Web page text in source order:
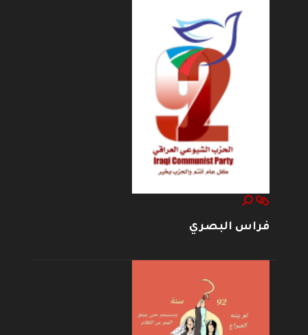
فراس البصري